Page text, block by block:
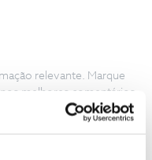
relevante. Marque
melhores comentários.